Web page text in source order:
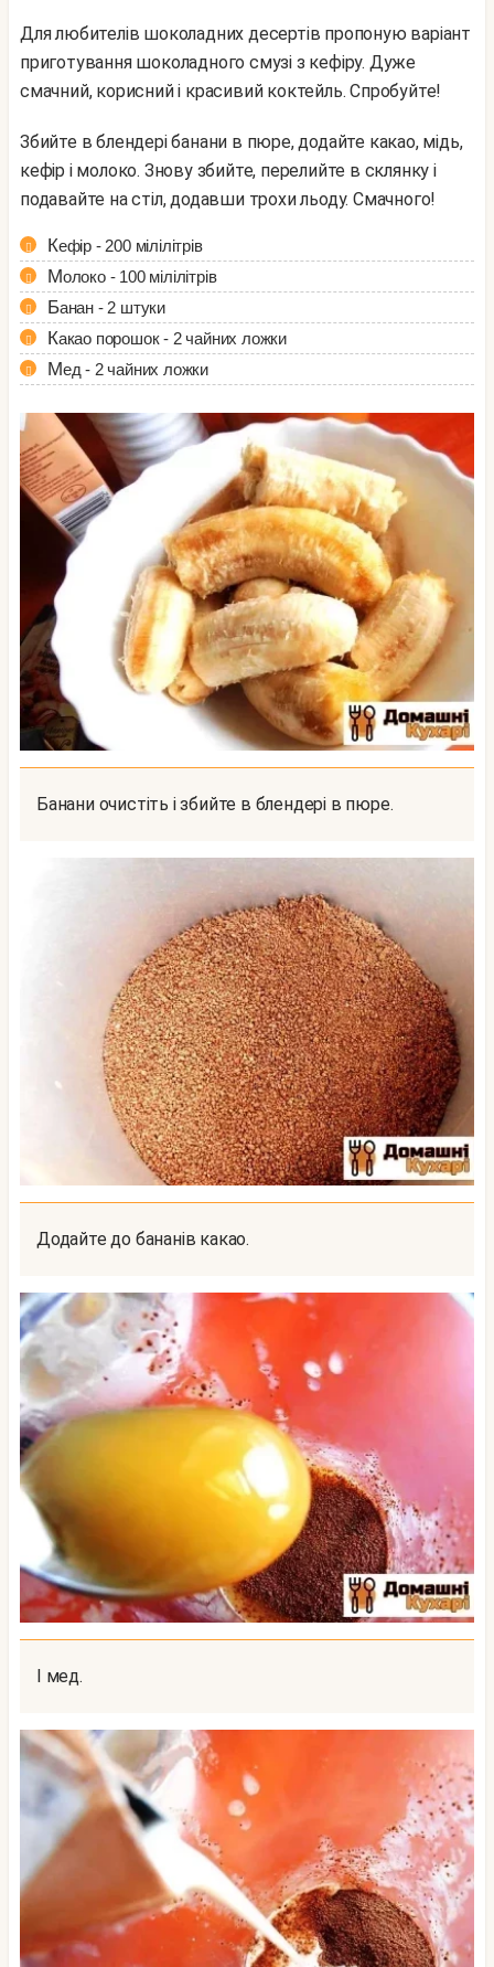
Для любителів шоколадних десертів пропоную варіант
приготування шоколадного смузі з кефіру. Дуже
смачний, корисний і красивий коктейль. Спробуйте!
Збийте в блендері банани в пюре, додайте какао, мідь,
кефір і молоко. Знову збийте, перелийте в склянку і
подавайте на стіл, додавши трохи льоду. Смачного!
Кефір - 200 мілілітрів
Молоко - 100 мілілітрів
Банан - 2 штуки
Какао порошок - 2 чайних ложки
Мед - 2 чайних ложки
Банани очистіть і збийте в блендері в пюре.
Додайте до бананів какао.
І мед.